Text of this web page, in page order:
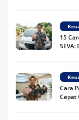
15
Cara
Cepat